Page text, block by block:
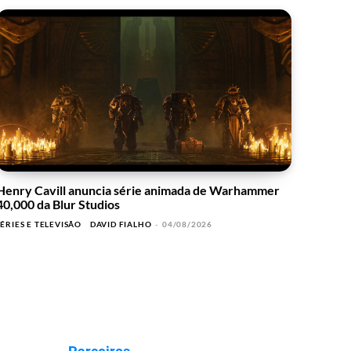
Cavill anuncia série animada de Warhammer
da Blur Studios
E TELEVISÃO DAVID FIALHO - 04/08/2026